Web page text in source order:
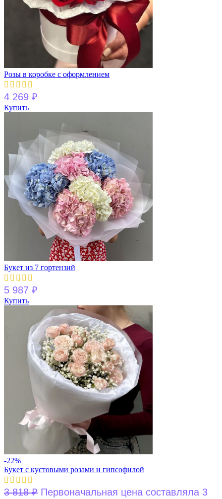
Розы в коробке с оформлением
4 269 ₽
Купить
Букет из 7 гортензий
5 987 ₽
Купить
-22%
Букет с кустовыми розами и гипсофилой
3 818₽ Первоначальная цена составляла 3